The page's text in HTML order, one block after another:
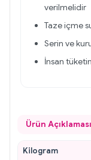
verilmelidir
Taze içme
Serin ve
İnsan
Ürün Açıklaması
Kilogram